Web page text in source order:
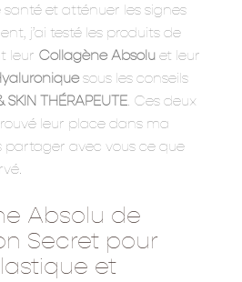
et atténuer les signes
j’ai testé les produits de
leur Collagène Absolu et leur
sous les conseils
SKIN THÉRAPEUTE. Ces deux
leur place dans ma
partager avec vous ce que
Absolu de
Secret pour
et